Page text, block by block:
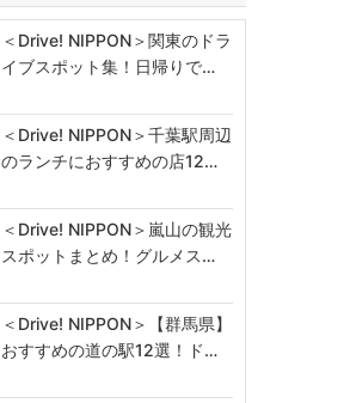
＜Drive! NIPPON＞関東のドラ
イブスポット集！日帰りで…
＜Drive! NIPPON＞千葉駅周辺
のランチにおすすめの店12…
＜Drive! NIPPON＞嵐山の観光
スポットまとめ！グルメス…
＜Drive! NIPPON＞【群馬県】
おすすめの道の駅12選！ド…